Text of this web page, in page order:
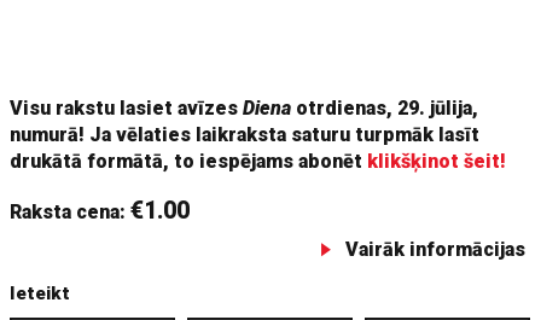
Visu rakstu lasiet avīzesDiena otrdienas, 29. jūlija,
numurā! Ja vēlaties laikraksta saturu turpmāk lasīt
drukātā formātā, to iespējams abonēt klikšķinot šeit!
Raksta cena:€1.00
Vairāk informācijas
Ieteikt